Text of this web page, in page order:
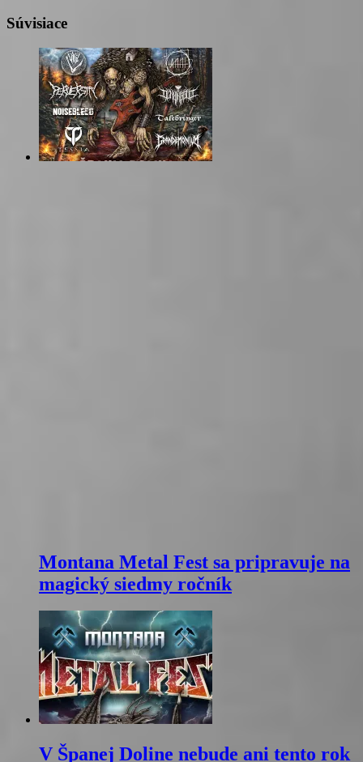
Súvisiace
Montana Metal Fest sa pripravuje na
magický siedmy ročník
V Španej Doline nebude ani tento rok